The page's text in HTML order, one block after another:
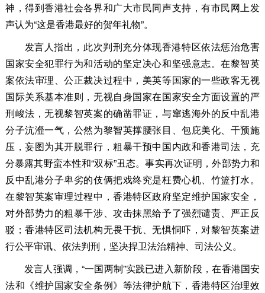
神，得到香港社会各界和广大市民同声支持，有市民网上发
声认为“这是香港最好的贺年礼物”。
发言人指出，此次判刑充分体现香港特区依法惩治危害
国家安全犯罪行为和活动的坚定决心和坚强意志。在黎智英
案依法审理、公正裁决过程中，美英等国家的一些政客无视
国际关系基本准则，无视自身国家在国家安全方面设置的严
刑峻法，无视黎智英案的确凿罪证，与窜逃海外的反中乱港
分子沆瀣一气，公然为黎智英撑腰张目、包庇美化、干预施
压，妄图为其开脱罪行，粗暴干预中国内政和香港司法，充
分暴露其野蛮本性和“双标”丑态。事实再次证明，外部势力和
反中乱港分子卑劣的伎俩把戏终究是枉费心机、竹篮打水。
在黎智英案审理过程中，香港特区政府坚定维护国家安全，
对外部势力的粗暴干涉、攻击抹黑给予了强烈谴责、严正反
驳；香港特区司法机构无畏干扰、无惧恫吓，对黎智英案进
行公平审讯、依法判刑，坚决捍卫法治精神、司法公义。
发言人强调，“一国两制”实践已进入新阶段，在香港国安
法和《维护国家安全条例》等法律护航下，香港特区治理效